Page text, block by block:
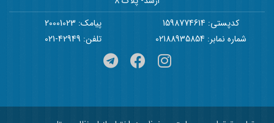
کدپستی: 1598774614
پیامک: 20001023
شماره نمابر: 02188935854
تلفن: 42949-021